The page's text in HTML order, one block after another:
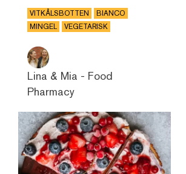
VITKÅLSBOTTEN
BIANCO
MINGEL
VEGETARISK
Lina & Mia - Food
Pharmacy